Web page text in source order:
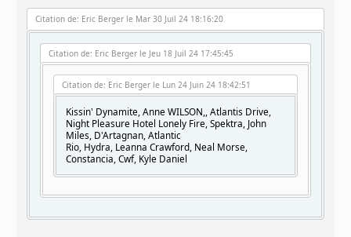
Citation de: Eric Berger le Mar 30 Juil 24 18:16:20
Citation de: Eric Berger le Jeu 18 Juil 24 17:45:45
Citation de: Eric Berger le Lun 24 Juin 24 18:42:51
Kissin' Dynamite, Anne WILSON,, Atlantis Drive,
Night Pleasure Hotel Lonely Fire, Spektra, John
Miles, D'Artagnan, Atlantic
Rio, Hydra, Leanna Crawford, Neal Morse,
Constancia, Cwf, Kyle Daniel